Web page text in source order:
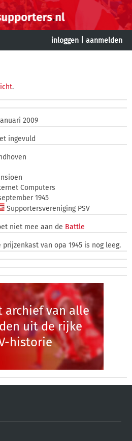
inloggen aanmelden
.
2009
ingevuld
Computers
1945
Supportersvereniging PSV
niet mee aan de Battle
prijzenkast van opa 1945 is nog leeg.
archief van alle
uit de rijke
historie